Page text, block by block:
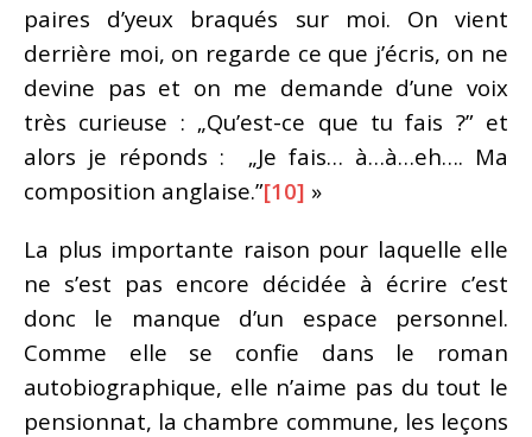
paires d’yeux braqués sur moi. On vient
derrière moi, on regarde ce que j’écris, on ne
devine pas et on me demande d’une voix
très curieuse : „Qu’est-ce que tu fais ?” et
alors je réponds : „Je fais… à…à…eh…. Ma
composition anglaise.”[10] »
La plus importante raison pour laquelle elle
ne s’est pas encore décidée à écrire c’est
donc le manque d’un espace personnel.
Comme elle se confie dans le roman
autobiographique, elle n’aime pas du tout le
pensionnat, la chambre commune, les leçons